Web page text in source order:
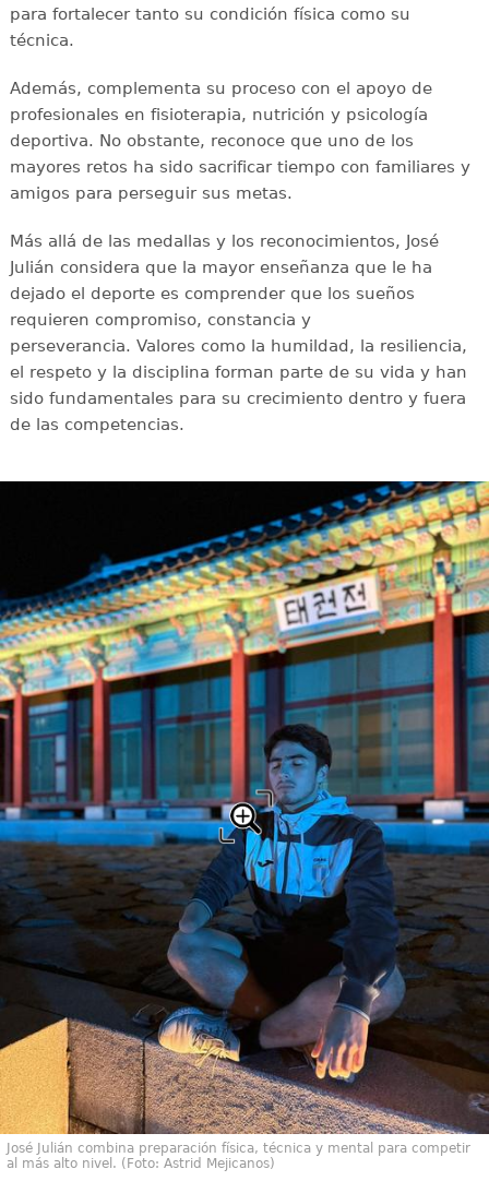
para fortalecer tanto su condición física como su
técnica.
Además, complementa su proceso con el apoyo de
profesionales en fisioterapia, nutrición y psicología
deportiva. No obstante, reconoce que uno de los
mayores retos ha sido sacrificar tiempo con familiares y
amigos para perseguir sus metas.
Más allá de las medallas y los reconocimientos, José
Julián considera que la mayor enseñanza que le ha
dejado el deporte es comprender que los sueños
requieren compromiso, constancia y
perseverancia. Valores como la humildad, la resiliencia,
el respeto y la disciplina forman parte de su vida y han
sido fundamentales para su crecimiento dentro y fuera
de las competencias.
José Julián combina preparación física, técnica y mental para competir
al más alto nivel. (Foto: Astrid Mejicanos)